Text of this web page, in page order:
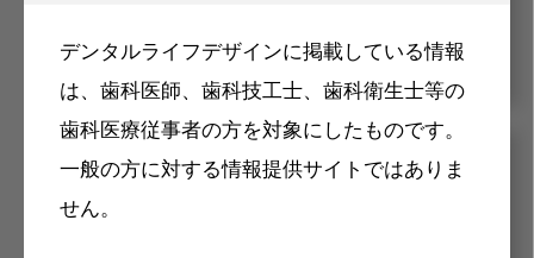
デンタルライフデザインに掲載している情報
は、歯科医師、歯科技工士、歯科衛生士等の
歯科医療従事者の方を対象にしたものです。
一般の方に対する情報提供サイトではありま
せん。
メリット